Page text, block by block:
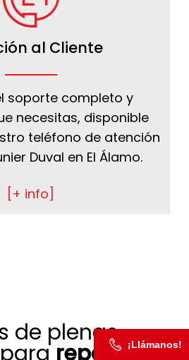
al Cliente
soporte completo y
necesitas, disponible
teléfono de atención
Duval en El Álamo.
[+ info]
de plenas
reparar tu
¡Llámanos!